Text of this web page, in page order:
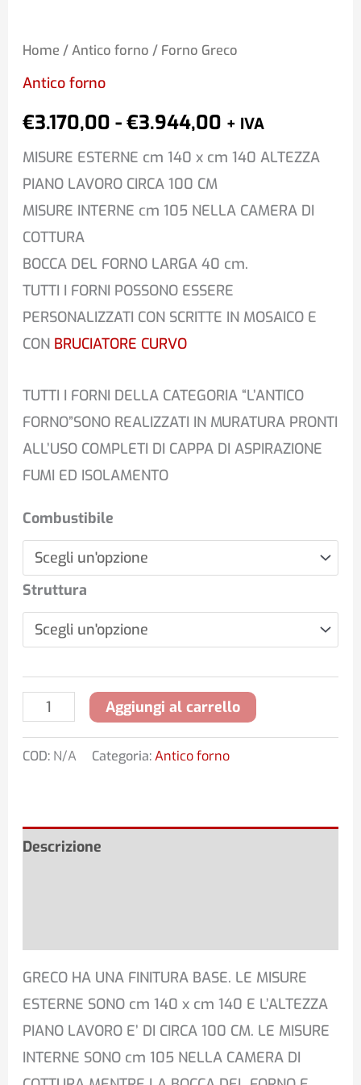
Home /Antico forno / Forno Greco
Antico forno
€3.170,00 -€3.944,00 + IVA
MISURE ESTERNE cm 140 x cm 140 ALTEZZA
PIANO LAVORO CIRCA 100 CM
MISURE INTERNE cm 105 NELLA CAMERA DI
COTTURA
BOCCA DEL FORNO LARGA 40 cm.
TUTTI I FORNI POSSONO ESSERE
PERSONALIZZATI CON SCRITTE IN MOSAICO E
CON BRUCIATORE CURVO
TUTTI I FORNI DELLA CATEGORIA “L’ANTICO
FORNO”SONO REALIZZATI IN MURATURA PRONTI
ALL’USO COMPLETI DI CAPPA DI ASPIRAZIONE
FUMI ED ISOLAMENTO
Combustibile
Struttura
Aggiungi al carrello
COD: N/A Categoria:Antico forno
Descrizione
GRECO HA UNA FINITURA BASE. LE MISURE
ESTERNE SONO cm 140 x cm 140 E L’ALTEZZA
PIANO LAVORO E’ DI CIRCA 100 CM. LE MISURE
INTERNE SONO cm 105 NELLA CAMERA DI